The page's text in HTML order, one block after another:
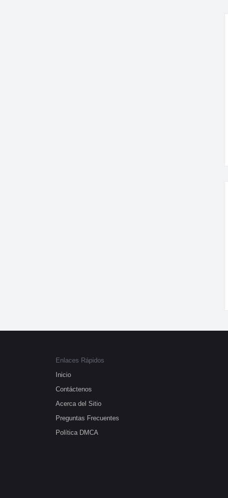
Enlaces Rápidos
Inicio
Contáctenos
Acerca del Sitio
Preguntas Frecuentes
Política DMCA